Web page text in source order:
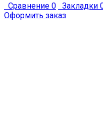
Войти